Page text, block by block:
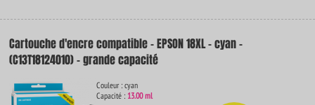
Cartouche d'encre compatible - EPSON 18XL - cyan -
(C13T18124010) - grande capacité
Couleur : cyan
Capacité : 13.00 ml